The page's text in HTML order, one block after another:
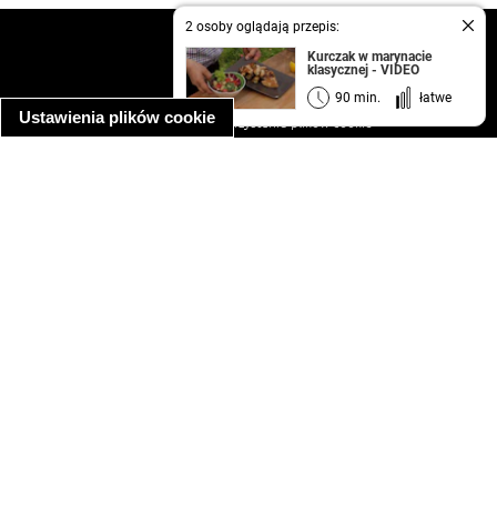
Ustawienia plików cookie
2 osoby oglądają przepis:
Kurczak w marynacie
klasycznej - VIDEO
90 min.
łatwe
regulamin
informacja o prywatności
informacja o wykorzystaniu plików cookie